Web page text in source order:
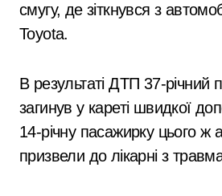
смугу, де зіткнувся з
Toyota.
В результаті ДТП 37-річний
загинув у кареті швидкої
14-річну пасажирку цього ж
призвели до лікарні з